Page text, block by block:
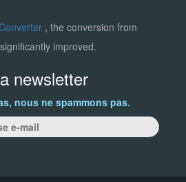
, the conversion from
improved.
newsletter
nous ne spammons pas.